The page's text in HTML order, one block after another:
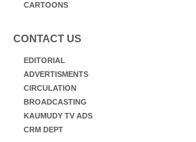
CARTOONS
CONTACT US
EDITORIAL
ADVERTISMENTS
CIRCULATION
BROADCASTING
KAUMUDY TV ADS
CRM DEPT